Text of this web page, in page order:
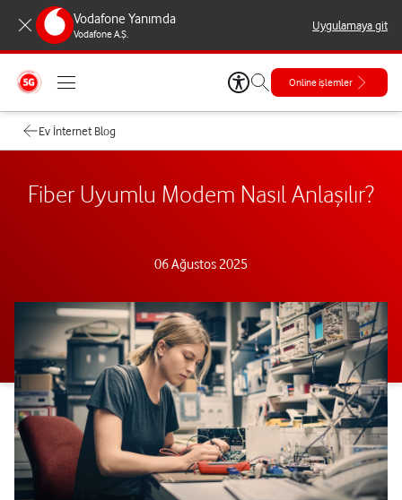
Vodafone Yanımda
Vodafone A.Ş.
Uygulamaya git
Online işlemler
Ev İnternet Blog
Fiber Uyumlu Modem Nasıl Anlaşılır?
06 Ağustos 2025